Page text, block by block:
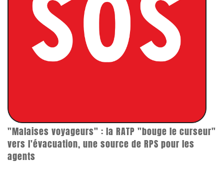
"Malaises voyageurs" : la RATP "bouge le curseur"
vers l'évacuation, une source de RPS pour les
agents